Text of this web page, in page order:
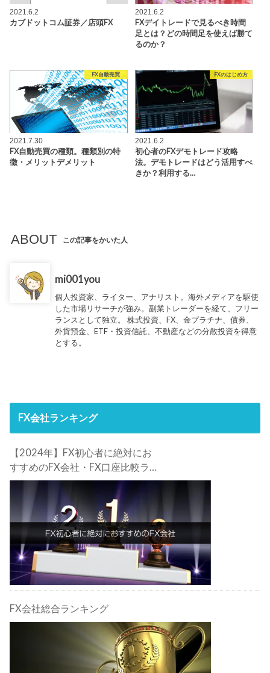
2021.6.2
カブドットコム証券／店頭FX
2021.6.2
FXデイトレードで見るべき時間
足とは？どの時間足を使えば勝て
るのか？
FX自動売買
2021.7.30
FX自動売買の種類。種類別の特
徴・メリットデメリット
FXのはじめ方
2021.6.2
初心者のFXデモトレード攻略
法。デモトレードはどう活用すべ
きか？利用する…
ABOUT この記事をかいた人
mi001you
個人投資家、ライター、アナリスト。海外メディアを駆使
した市場リサーチが強み。副業トレーダーを経て、フリー
ランスとして独立。 株式投資、FX、金プラチナ、債券、
外貨預金、ETF・投資信託、不動産などの分散投資を得意
とする。
FX会社ランキング
【2024年】FX初心者に絶対にお
すすめのFX会社・FX口座比較ラン
キング。FX初心者におすすめの理
由・注意点も合わせて解説しま
す！
FX会社総合ランキング